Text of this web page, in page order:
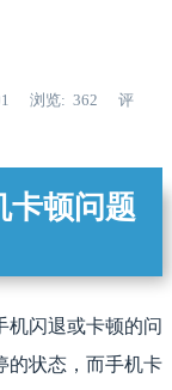
浏览 362
评
卡顿问题
机闪退或卡顿的问
的状态，而手机卡